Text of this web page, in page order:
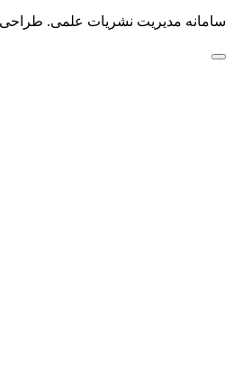
سامانه مدیریت نشریات علمی. طراحی